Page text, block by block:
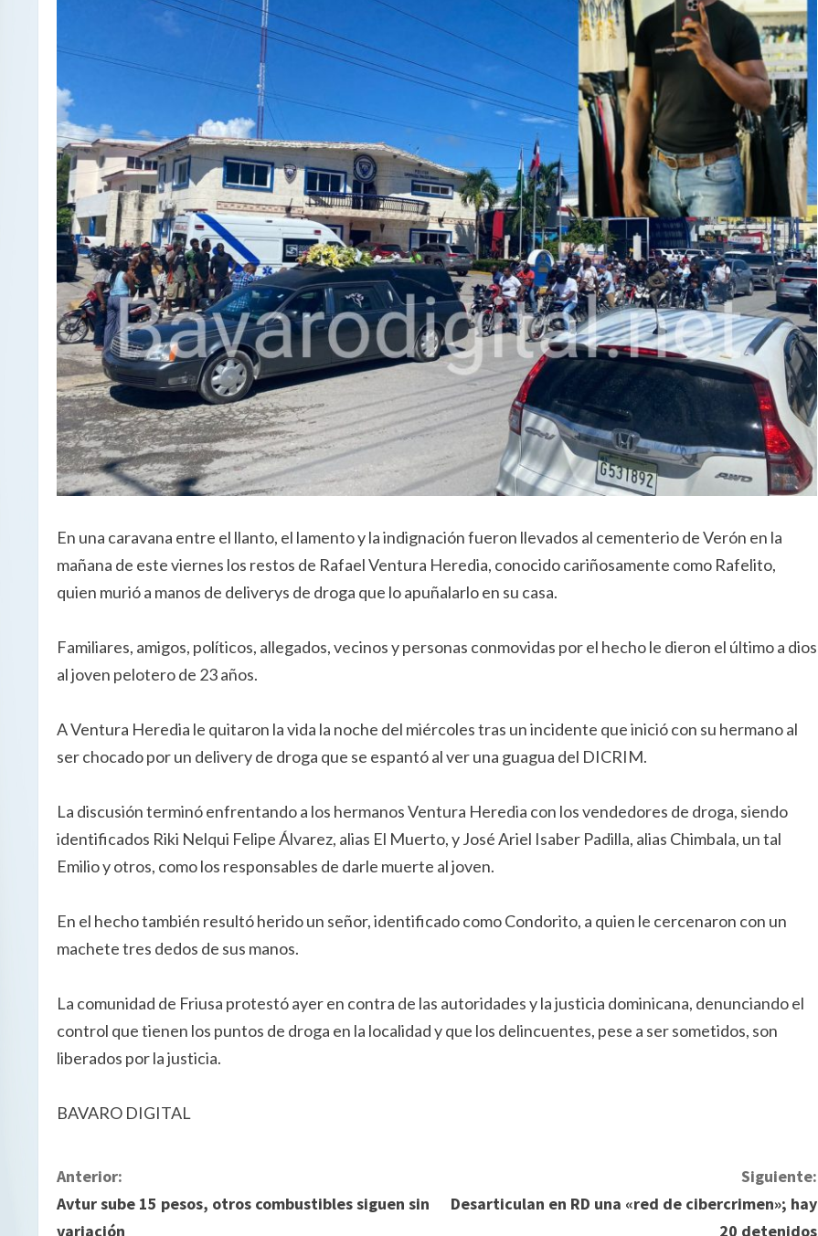
En una caravana entre el llanto, el lamento y la indignación fueron llevados al cementerio de Verón en la
mañana de este viernes los restos de Rafael Ventura Heredia, conocido cariñosamente como Rafelito,
quien murió a manos de deliverys de droga que lo apuñalarlo en su casa.
Familiares, amigos, políticos, allegados, vecinos y personas conmovidas por el hecho le dieron el último a dios
al joven pelotero de 23 años.
A Ventura Heredia le quitaron la vida la noche del miércoles tras un incidente que inició con su hermano al
ser chocado por un delivery de droga que se espantó al ver una guagua del DICRIM.
La discusión terminó enfrentando a los hermanos Ventura Heredia con los vendedores de droga, siendo
identificados Riki Nelqui Felipe Álvarez, alias El Muerto, y José Ariel Isaber Padilla, alias Chimbala, un tal
Emilio y otros, como los responsables de darle muerte al joven.
En el hecho también resultó herido un señor, identificado como Condorito, a quien le cercenaron con un
machete tres dedos de sus manos.
La comunidad de Friusa protestó ayer en contra de las autoridades y la justicia dominicana, denunciando el
control que tienen los puntos de droga en la localidad y que los delincuentes, pese a ser sometidos, son
liberados por la justicia.
BAVARO DIGITAL
S
i
Anterior:
Avtur sube 15 pesos, otros combustibles siguen sin
variación
Siguiente:
Desarticulan en RD una «red de cibercrimen»; hay
20 detenidos